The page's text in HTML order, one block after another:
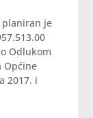
planiran je
Odlukom
Općine
2017. i